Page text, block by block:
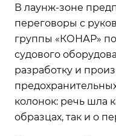
В лаунж-зоне
переговоры с
группы «КОНАР»
судового
разработку и
колонок: речь шла
образцах, так и о